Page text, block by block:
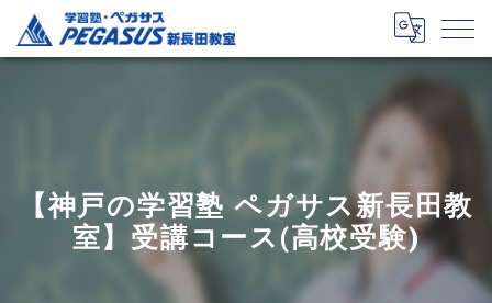
【神戸の学習塾 ペガサス新長田教
室】受講コース(高校受験)